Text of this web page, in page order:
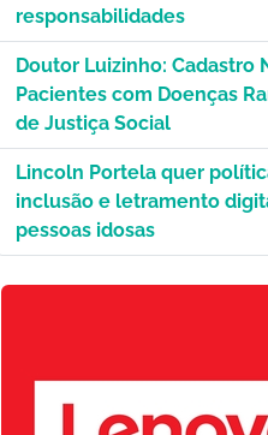
responsabilidades
Doutor Luizinho: Cadastro
Pacientes com Doenças
de Justiça Social
Lincoln Portela quer
inclusão e letramento
pessoas idosas